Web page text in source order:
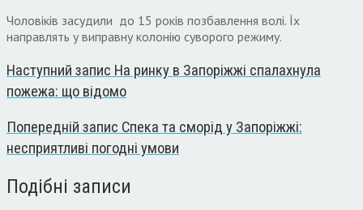
Чоловіків засудили до 15 років позбавлення волі. Їх
направлять у виправну колонію суворого режиму.
Наступний запис На ринку в Запоріжжі спалахнула
пожежа: що відомо
Попередній запис Спека та сморід у Запоріжжі:
несприятливі погодні умови
Подібні записи